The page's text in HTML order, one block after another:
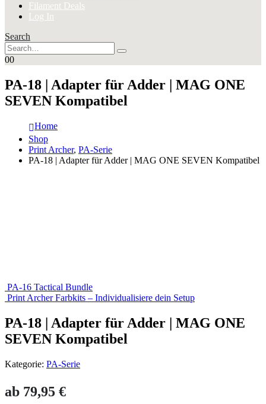
Filament Deals
Log In
Search
00
PA-18 | Adapter für Adder | MAG ONE
SEVEN Kompatibel
Home
Shop
Print Archer, PA-Serie
PA-18 | Adapter für Adder | MAG ONE SEVEN Kompatibel
PA-16 Tactical Bundle
Print Archer Farbkits – Individualisiere dein Setup
PA-18 | Adapter für Adder | MAG ONE
SEVEN Kompatibel
Kategorie: PA-Serie
ab 79,95 €